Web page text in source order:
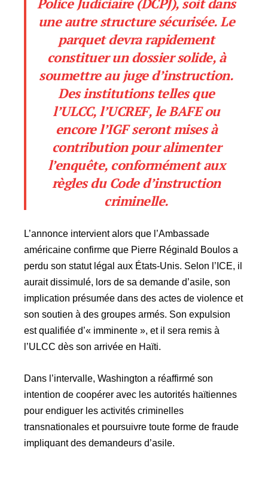
une autre structure sécurisée. Le
parquet devra rapidement
constituer un dossier solide, à
soumettre au juge d’instruction.
Des institutions telles que
l’ULCC, l’UCREF, le BAFE ou
encore l’IGF seront mises à
contribution pour alimenter
l’enquête, conformément aux
règles du Code d’instruction
criminelle.
L’annonce intervient alors que l’Ambassade
américaine confirme que Pierre Réginald Boulos a
perdu son statut légal aux États-Unis. Selon l’ICE, il
aurait dissimulé, lors de sa demande d’asile, son
implication présumée dans des actes de violence et
son soutien à des groupes armés. Son expulsion
est qualifiée d’« imminente », et il sera remis à
l’ULCC dès son arrivée en Haïti.
Dans l’intervalle, Washington a réaffirmé son
intention de coopérer avec les autorités haïtiennes
pour endiguer les activités criminelles
transnationales et poursuivre toute forme de fraude
impliquant des demandeurs d’asile.